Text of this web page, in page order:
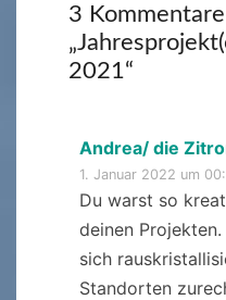
3
„
2021“
Andrea/ die
1. Januar 2022 um
Du warst so
deinen
sich
Standorten